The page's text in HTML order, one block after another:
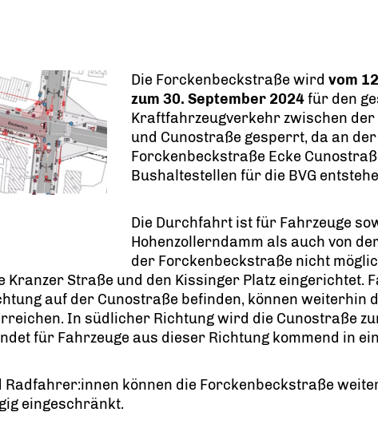
Die Forckenbeckstraße wirdvom
zum 30. September 2024für den
Kraftfahrzeugverkehr zwischen der
und Cunostraße gesperrt, da an
Forckenbeckstraße Ecke
Bushaltestellen für die BVG
Die Durchfahrt ist für Fahrzeuge
Hohenzollerndamm als auch von
der Forckenbeckstraße nicht
Kranzer Straße und den Kissinger Platz eingerichtet.
auf der Cunostraße befinden, können weiterhin
In südlicher Richtung wird die Cunostraße
für Fahrzeuge aus dieser Richtung kommend in
Radfahrer:innen können die Forckenbeckstraße
eingeschränkt.